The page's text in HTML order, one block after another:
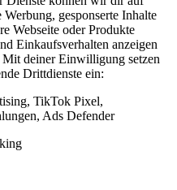
Werbung, gesponserte Inhalte
Webseite oder Produkte
Einkaufsverhalten anzeigen
deiner Einwilligung setzen
Drittdienste ein:
TikTok Pixel,
Ads Defender